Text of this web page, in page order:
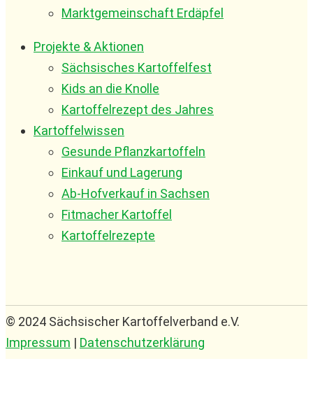
Marktgemeinschaft Erdäpfel
Projekte & Aktionen
Sächsisches Kartoffelfest
Kids an die Knolle
Kartoffelrezept des Jahres
Kartoffelwissen
Gesunde Pflanzkartoffeln
Einkauf und Lagerung
Ab-Hofverkauf in Sachsen
Fitmacher Kartoffel
Kartoffelrezepte
© 2024 Sächsischer Kartoffelverband e.V.
Impressum | Datenschutzerklärung